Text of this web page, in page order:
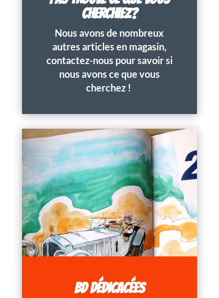
CHERCHIEZ?
Nous avons de nombreux
autres articles en magasin,
contactez-nous pour savoir si
nous avons ce que vous
cherchez !
BD DÉDICACÉES